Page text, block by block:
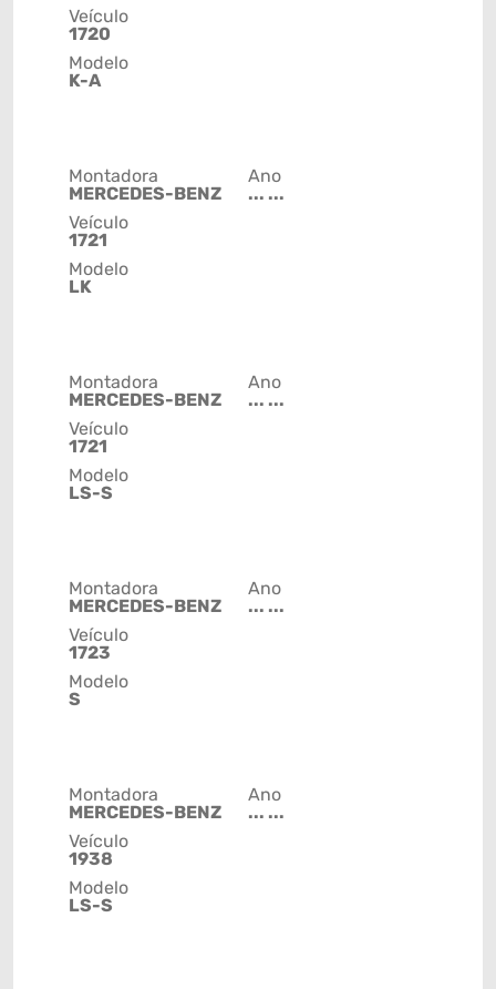
Veículo
1720
Modelo
K-A
Montadora
MERCEDES-BENZ
Veículo
1721
Modelo
LK
Ano
... ...
Montadora
MERCEDES-BENZ
Veículo
1721
Modelo
LS-S
Ano
... ...
Montadora
MERCEDES-BENZ
Veículo
1723
Modelo
S
Ano
... ...
Montadora
MERCEDES-BENZ
Veículo
1938
Modelo
LS-S
Ano
... ...